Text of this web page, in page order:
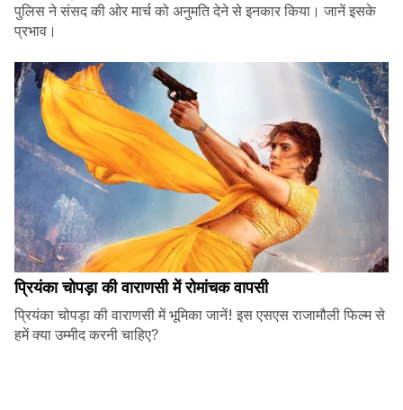
पुलिस ने संसद की ओर मार्च को अनुमति देने से इनकार किया। जानें इसके
प्रभाव।
प्रियंका चोपड़ा की वाराणसी में रोमांचक वापसी
प्रियंका चोपड़ा की वाराणसी में भूमिका जानें! इस एसएस राजामौली फिल्म से
हमें क्या उम्मीद करनी चाहिए?